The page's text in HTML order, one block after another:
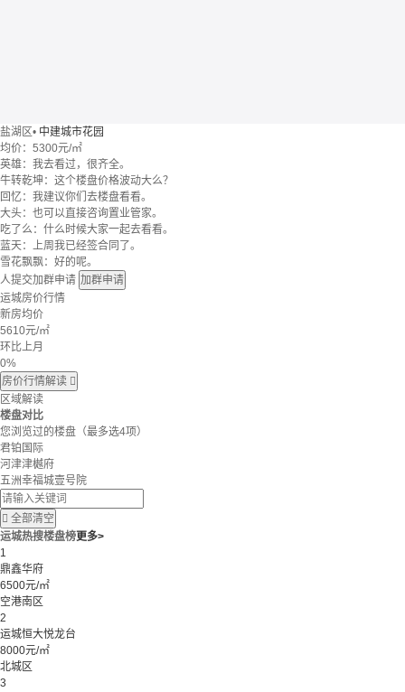
盐湖区• 中建城市花园
均价： 5300元/㎡
英雄：我去看过，很齐全。
牛转乾坤：这个楼盘价格波动大么？
回忆：我建议你们去楼盘看看。
大头：也可以直接咨询置业管家。
吃了么：什么时候大家一起去看看。
蓝天：上周我已经签合同了。
雪花飘飘：好的呢。
人提交加群申请 加群申请
运城房价行情
新房均价
5610元/㎡
环比上月
0%
房价行情解读 
区域解读
楼盘对比
您浏览过的楼盘 （最多选4项）
君铂国际
河津津樾府
五洲幸福城壹号院
 全部清空
运城热搜楼盘榜更多>
1
鼎鑫华府
6500元/㎡
空港南区
2
运城恒大悦龙台
8000元/㎡
北城区
3